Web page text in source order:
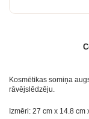
Kosmētikas somiņa
rāvējslēdzēju.
Izmēri: 27 cm х 14.8 cm